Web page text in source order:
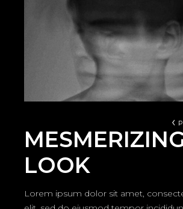
LOOK
Lorem ipsum dolor sit amet,